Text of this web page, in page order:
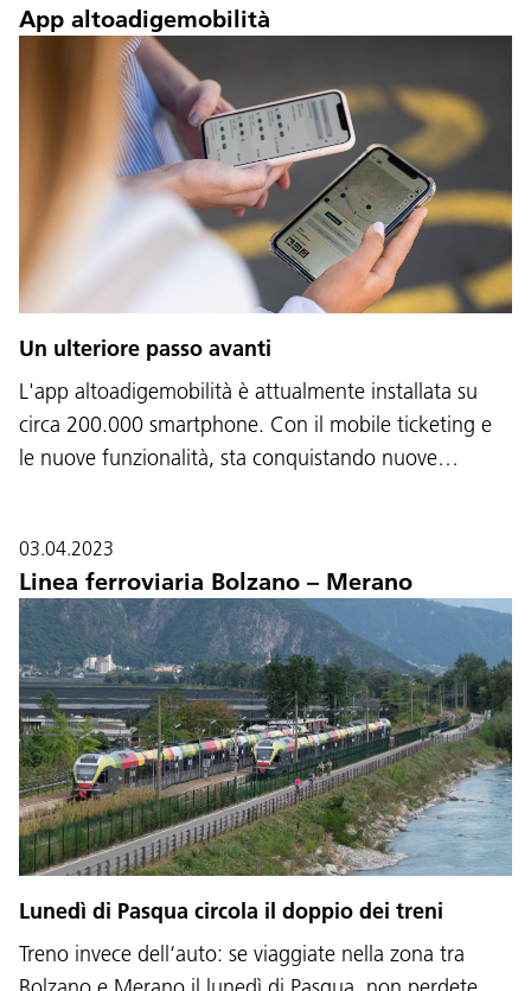
App altoadigemobilità
Un ulteriore passo avanti
L'app altoadigemobilità è attualmente installata su
circa 200.000 smartphone. Con il mobile ticketing e
le nuove funzionalità, sta conquistando nuove…
03.04.2023
Linea ferroviaria Bolzano – Merano
Lunedì di Pasqua circola il doppio dei treni
Treno invece dell‘auto: se viaggiate nella zona tra